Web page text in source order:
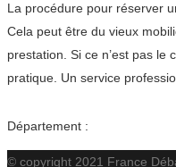
La procédure pour réserver
Cela peut être du vieux
prestation. Si ce n’est pas le
pratique. Un service
Département :
© copyright 2021 France